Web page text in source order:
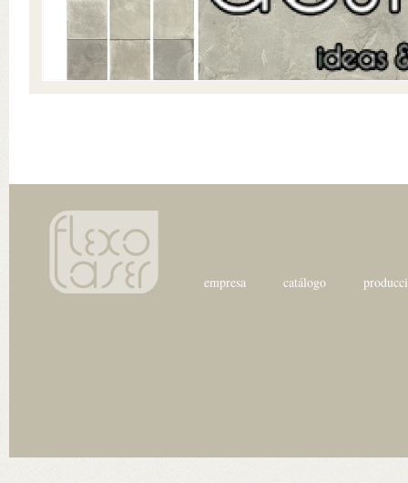
empresa catálogo